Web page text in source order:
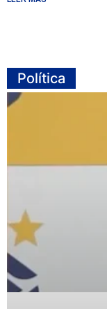
Política